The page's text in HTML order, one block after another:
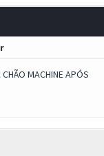
MACHINE APÓS